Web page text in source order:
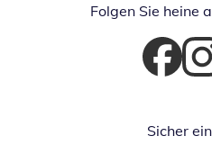
Folgen Sie heine
Öffnet in
Sicher